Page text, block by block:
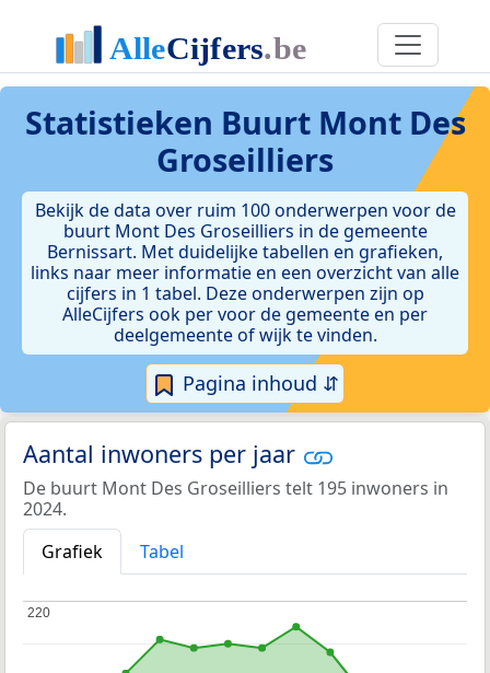
Statistieken Buurt Mont Des
Groseilliers
Bekijk de data over ruim 100 onderwerpen voor de
buurt Mont Des Groseilliers in de gemeente
Bernissart. Met duidelijke tabellen en grafieken,
links naar meer informatie en een overzicht van alle
cijfers in 1 tabel. Deze onderwerpen zijn op
AlleCijfers ook per voor de gemeente en per
deelgemeente of wijk te vinden.
Pagina inhoud ⇵
Aantal inwoners per jaar
De buurt Mont Des Groseilliers telt 195 inwoners in
2024.
Grafiek
Tabel
220
220